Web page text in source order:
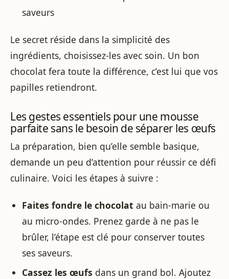
saveurs
Le secret réside dans la simplicité des
ingrédients, choisissez-les avec soin. Un bon
chocolat fera toute la différence, c’est lui que vos
papilles retiendront.
Les gestes essentiels pour une mousse
parfaite sans le besoin de séparer les œufs
La préparation, bien qu’elle semble basique,
demande un peu d’attention pour réussir ce défi
culinaire. Voici les étapes à suivre :
Faites fondre le chocolat au bain-marie ou
au micro-ondes. Prenez garde à ne pas le
brûler, l’étape est clé pour conserver toutes
ses saveurs.
Cassez les œufs dans un grand bol. Ajoutez